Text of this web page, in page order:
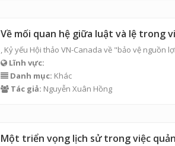
Về mối quan hệ giữa luật và lệ trong
, Kỷ yếu Hội thảo VN-Canada về "bảo vệ nguồn
Lĩnh vực:
Danh mục: Khác
Tác giả: Nguyễn Xuân Hồng
Một triển vọng lịch sử trong việc